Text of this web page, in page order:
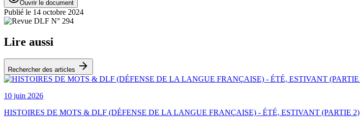
Ouvrir le document
Publié le 14 octobre 2024
Lire aussi
Rechercher des articles
10 juin 2026
HISTOIRES DE MOTS & DLF (DÉFENSE DE LA LANGUE FRANÇAISE) - ÉTÉ, ESTIVANT (PARTIE 2)